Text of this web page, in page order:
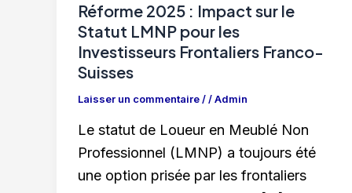
Réforme 2025 : Impact sur le
Statut LMNP pour les
Investisseurs Frontaliers Franco-
Suisses
Laisser un commentaire//Admin
Le statut de Loueur en Meublé Non
Professionnel (LMNP) a toujours été
une option prisée par les frontaliers